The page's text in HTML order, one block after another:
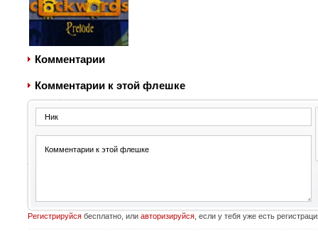
Комментарии
Комментарии к этой флешке
Регистрируйсябесплатно, или авторизируйся, если у тебя уже есть